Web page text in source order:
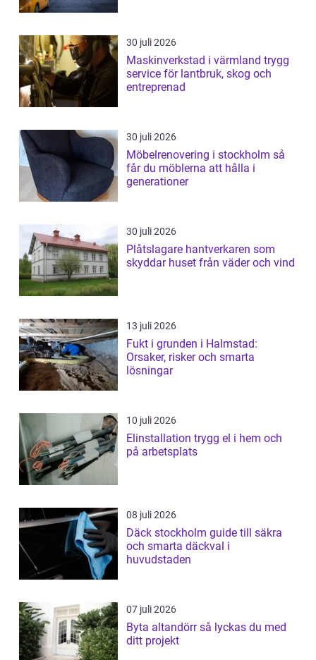
30 juli 2026
Maskinverkstad i värmland trygg
service för lantbruk, skog och
entreprenad
30 juli 2026
Möbelrenovering i stockholm så
får du möblerna att hålla i
generationer
30 juli 2026
Plåtslagare hantverkaren som
skyddar huset från väder och vind
13 juli 2026
Fukt i grunden i Halmstad:
Orsaker, risker och smarta
lösningar
10 juli 2026
Elinstallation trygg el i hem och
på arbetsplats
08 juli 2026
Däck stockholm guide till säkra
och smarta däckval i
huvudstaden
07 juli 2026
Byta altandörr så lyckas du med
ditt projekt